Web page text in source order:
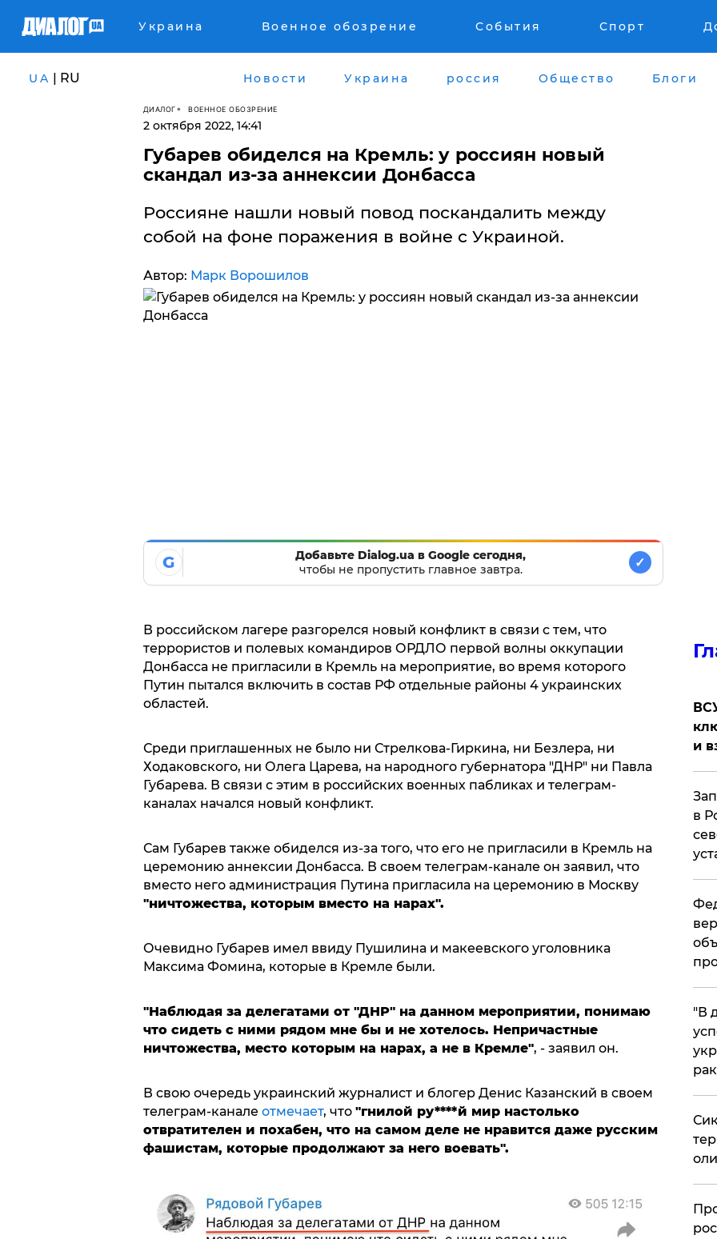
Украина Военное обозрение События Спорт
UA | RU Новости Украина россия Общество Блоги
ДИАЛОГ ВОЕННОЕ ОБОЗРЕНИЕ
2 октября 2022, 14:41
Губарев обиделся на Кремль: у россиян новый
скандал из-за аннексии Донбасса
Россияне нашли новый повод поскандалить между
собой на фоне поражения в войне с Украиной.
Автор: Марк Ворошилов
G
Добавьте Dialog.ua в Google сегодня,
чтобы не пропустить главное завтра.
✓
В российском лагере разгорелся новый конфликт в связи с тем, что
террористов и полевых командиров ОРДЛО первой волны оккупации
Донбасса не пригласили в Кремль на мероприятие, во время которого
Путин пытался включить в состав РФ отдельные районы 4 украинских
областей.
Среди приглашенных не было ни Стрелкова-Гиркина, ни Безлера, ни
Ходаковского, ни Олега Царева, на народного губернатора "ДНР" ни Павла
Губарева. В связи с этим в российских военных пабликах и телеграм-
каналах начался новый конфликт.
Сам Губарев также обиделся из-за того, что его не пригласили в Кремль на
церемонию аннексии Донбасса. В своем телеграм-канале он заявил, что
вместо него администрация Путина пригласила на церемонию в Москву
"ничтожества, которым вместо на нарах".
Очевидно Губарев имел ввиду Пушилина и макеевского уголовника
Максима Фомина, которые в Кремле были.
"Наблюдая за делегатами от "ДНР" на данном мероприятии, понимаю
что сидеть с ними рядом мне бы и не хотелось. Непричастные
ничтожества, место которым на нарах, а не в Кремле", - заявил он.
В свою очередь украинский журналист и блогер Денис Казанский в своем
телеграм-канале отмечает, что "гнилой ру****й мир настолько
отвратителен и похабен, что на самом деле не нравится даже русским
фашистам, которые продолжают за него воевать".
и
в
​"В